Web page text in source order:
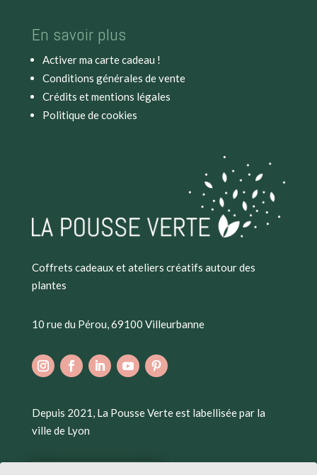
En savoir plus
Activer ma carte cadeau !
Conditions générales de vente
Crédits et mentions légales
Politique de cookies
Coffrets cadeaux et ateliers créatifs autour des
plantes
10 rue du Pérou, 69100 Villeurbanne
Depuis 2021, La Pousse Verte est labellisée par la
ville de Lyon